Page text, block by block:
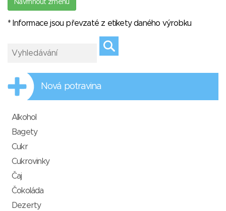
Navrhnout změnu
* Informace jsou převzaté z etikety daného výrobku
Nová potravina
Alkohol
Bagety
Cukr
Cukrovinky
Čaj
Čokoláda
Dezerty